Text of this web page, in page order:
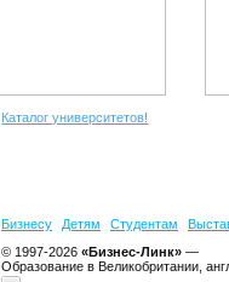
Каталог университетов!
Бизнесу Детям Студентам
© 1997-2026 «Бизнес-Линк» —
Образование в Великобритании,